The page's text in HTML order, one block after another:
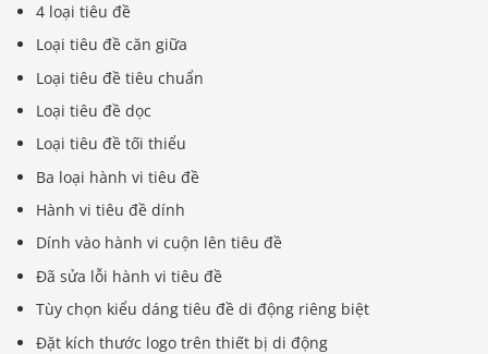
4 loại tiêu đề
Loại tiêu đề căn giữa
Loại tiêu đề tiêu chuẩn
Loại tiêu đề dọc
Loại tiêu đề tối thiểu
Ba loại hành vi tiêu đề
Hành vi tiêu đề dính
Dính vào hành vi cuộn lên tiêu đề
Đã sửa lỗi hành vi tiêu đề
Tùy chọn kiểu dáng tiêu đề di động riêng biệt
Đặt kích thước logo trên thiết bị di động